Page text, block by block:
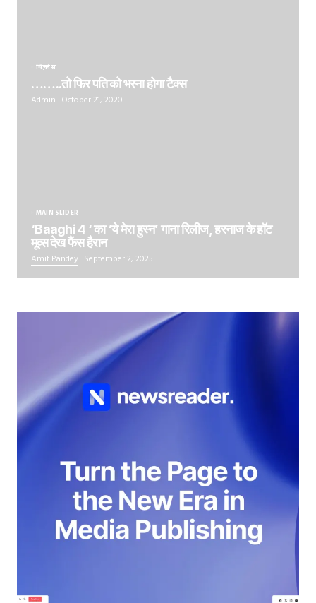
बिज़नेस
……..तो फिर पति को भरना होगा टैक्स
Admin October 21, 2020
MAIN SLIDER
‘Baaghi 4 ‘ का ‘ये मेरा हुस्न’ गाना रिलीज, हरनाज के हॉट
मूव्स देख फैंस हैरान
Amit Pandey September 2, 2025